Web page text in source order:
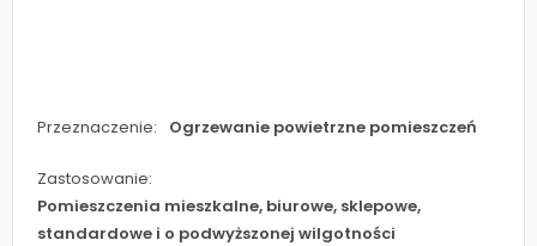
Przeznaczenie: Ogrzewanie powietrzne pomieszczeń
Zastosowanie:
Pomieszczenia mieszkalne, biurowe, sklepowe,
standardowe i o podwyższonej wilgotności